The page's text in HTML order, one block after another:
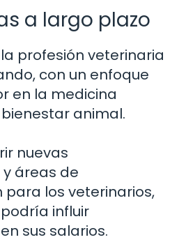
a largo plazo
profesión veterinaria
con un enfoque
en la medicina
animal.
nuevas
áreas de
para los veterinarios,
influir
sus salarios.